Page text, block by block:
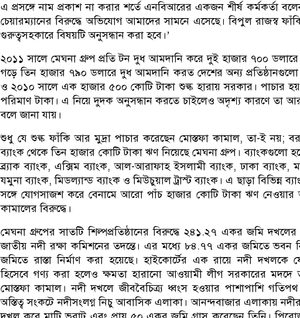
এ প্রসঙ্গে নাম প্রকাশ না করার শর্তে এনবিআরের একজন শীর্ষ কর্মকর্তা
চেয়ারম্যানের বিরুদ্ধে অভিযোগ আমাদের সামনে এসেছে। বিপুল রাজস্ব
গুরুত্বসহকারে বিষয়টি অনুসন্ধান করা হবে।’
২০১১ সালে মেঘনা গ্রুপ প্রতি টন দুধ আমদানি করে দুই হাজার ৭০০
গড়ে তিন হাজার ৭৯০ ডলারে দুধ আমদানি করত দেশের অন্য
ও ২০১০ সালে এক হাজার ৫০০ কোটি টাকা শুল্ক হারায় সরকার। পাচার
পরিমাণ টাকা। এ নিয়ে দুদক অনুসন্ধান করতে চাইলেও অদৃশ্য কারণে তা
বলে জানা যায়।
শুধু যে শুল্ক ফাঁকি আর মুদ্রা পাচার করেছেন মোস্তফা কামাল, তা-ই নয়;
ব্যাংক থেকে তিন হাজার কোটি টাকা ঋণ নিয়েছে মেঘনা গ্রুপ। ব্যাংকগুলো
ব্র্যাক ব্যাংক, এক্সিম ব্যাংক, আল-আরাফাহ ইসলামী ব্যাংক, ঢাকা ব্যাংক,
যমুনা ব্যাংক, মিডল্যান্ড ব্যাংক ও মিউচুয়াল ট্রাস্ট ব্যাংক। এ ছাড়া বিভিন্ন
সঙ্গে যোগসাজশ করে বেনামে আরো পাঁচ হাজার কোটি টাকা ঋণ নেওয়ার
কামালের বিরুদ্ধে।
মেঘনা গ্রুপের সাতটি শিল্পপ্রতিষ্ঠানের বিরুদ্ধে ২৪১.২৭ একর জমি
জাতীয় নদী রক্ষা কমিশনের তদন্তে। এর মধ্যে ৮৪.৭৭ একর জমিতে ভবন
জমিতে রাস্তা নির্মাণ করা হয়েছে। হাইকোর্টের এক রায়ে নদী দখলকে
হিসেবে গণ্য করা হলেও ক্ষমতা হারানো আওয়ামী লীগ সরকারের মদদে
মোস্তফা কামাল। নদী দখলে জীববৈচিত্র্য ধ্বংস হওয়ার পাশাপাশি গতিপথ
অস্তিত্ব সংকটে নদীসংলগ্ন নিচু আবাসিক এলাকা। আনন্দবাজার এলাকায়